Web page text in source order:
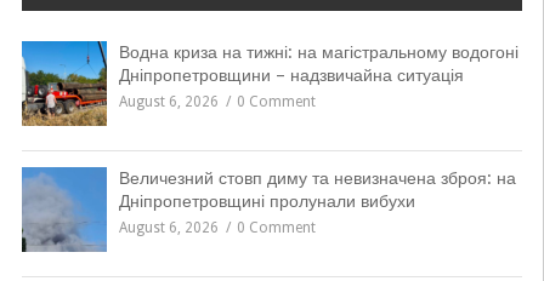
Водна криза на тижні: на магістральному водогоні
Дніпропетровщини – надзвичайна ситуація
August 6, 2026 0 Comment
Величезний стовп диму та невизначена зброя: на
Дніпропетровщині пролунали вибухи
August 6, 2026 0 Comment